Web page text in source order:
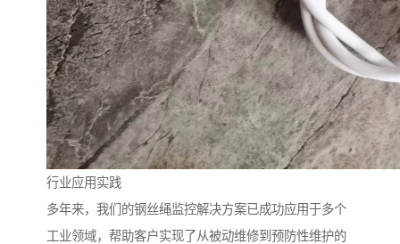
行业应用实践
多年来，我们的钢丝绳监控解决方案已成功应用于多个
工业领域，帮助客户实现了从被动维修到预防性维护的